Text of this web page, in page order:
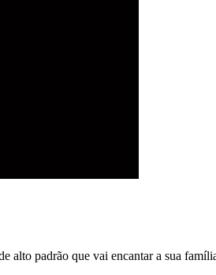
alto padrão que vai encantar a sua